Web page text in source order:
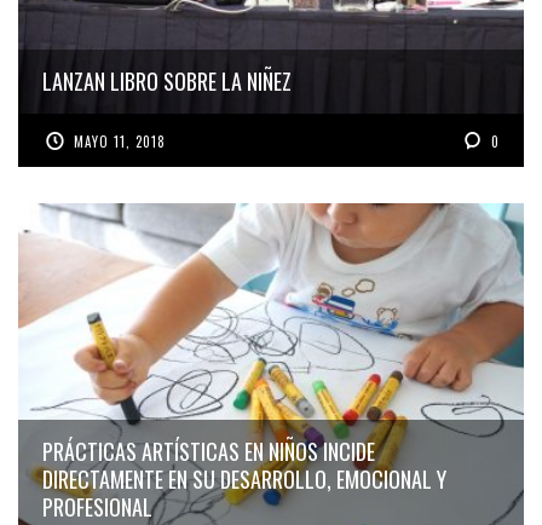
LANZAN LIBRO SOBRE LA NIÑEZ
MAYO 11, 2018 0
PRÁCTICAS ARTÍSTICAS EN NIÑOS INCIDE
DIRECTAMENTE EN SU DESARROLLO, EMOCIONAL Y
PROFESIONAL